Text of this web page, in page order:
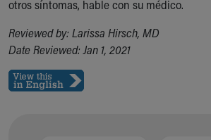
otros síntomas, hable con su médico.
Reviewed by: Larissa Hirsch, MD
Date Reviewed: Jan 1, 2021